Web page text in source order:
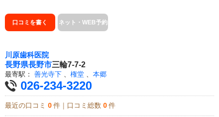
口コミを書く ネット・WEB予約
川原歯科医院
長野県長野市三輪7-7-2
最寄駅： 善光寺下 権堂 本郷
026-234-3220
最近の口コミ 0 件｜口コミ総数 0 件